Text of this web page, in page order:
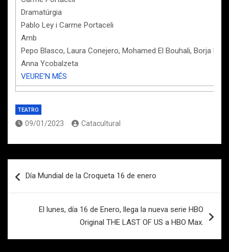
Dramatúrgia
Pablo Ley i Carme Portaceli
Amb
Pepo Blasco, Laura Conejero, Mohamed El Bouhali, Borja
Anna Ycobalzeta
VEURE’N MÉS
TEATRO
09/01/2023 Catacultural
de
Día Mundial de la Croqueta 16 de enero
El lunes, día 16 de Enero, llega la nueva serie HBO
Original THE LAST OF US a HBO Max.